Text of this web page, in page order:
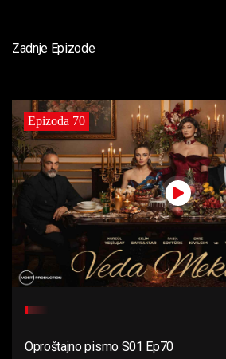
Zadnje Epizode
Epizoda 70
Oproštajno pismo S01 Ep70